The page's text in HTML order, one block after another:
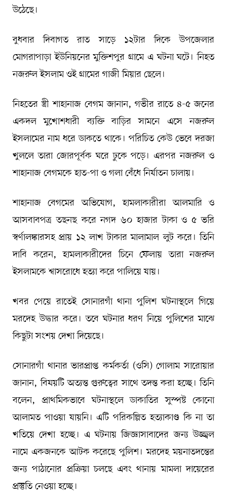
উঠেছে।
বুধবার দিবাগত রাত সাড়ে ১২টার দিকে উপজেলার
মোগরাপাড়া ইউনিয়নের মুক্তিশপুর গ্রামে এ ঘটনা ঘটে। নিহত
নজরুল ইসলাম ওই গ্রামের গাজী মিয়ার ছেলে।
নিহতের স্ত্রী শাহানাজ বেগম জানান, গভীর রাতে ৪-৫ জনের
একদল মুখোশধারী ব্যক্তি বাড়ির সামনে এসে নজরুল
ইসলামের নাম ধরে ডাকতে থাকে। পরিচিত কেউ ভেবে দরজা
খুললে তারা জোরপূর্বক ঘরে ঢুকে পড়ে। এরপর নজরুল ও
শাহানাজ বেগমকে হাত-পা ও গলা বেঁধে নির্যাতন চালায়।
শাহানাজ বেগমের অভিযোগ, হামলাকারীরা আলমারি ও
আসবাবপত্র তছনছ করে নগদ ৬০ হাজার টাকা ও ৫ ভরি
স্বর্ণালঙ্কারসহ প্রায় ১২ লাখ টাকার মালামাল লুট করে। তিনি
দাবি করেন, হামলাকারীদের চিনে ফেলায় তারা নজরুল
ইসলামকে শ্বাসরোধে হত্যা করে পালিয়ে যায়।
খবর পেয়ে রাতেই সোনারগাঁ থানা পুলিশ ঘটনাস্থলে গিয়ে
মরদেহ উদ্ধার করে। তবে ঘটনার ধরণ নিয়ে পুলিশের মাঝে
কিছুটা সংশয় দেখা দিয়েছে।
সোনারগাঁ থানার ভারপ্রাপ্ত কর্মকর্তা (ওসি) গোলাম সারোয়ার
জানান, বিষয়টি অত্যন্ত গুরুত্বের সাথে তদন্ত করা হচ্ছে। তিনি
বলেন, প্রাথমিকভাবে ঘটনাস্থলে ডাকাতির সুস্পষ্ট কোনো
আলামত পাওয়া যায়নি। এটি পরিকল্পিত হত্যাকাণ্ড কি না তা
খতিয়ে দেখা হচ্ছে। এ ঘটনায় জিজ্ঞাসাবাদের জন্য উজ্জ্বল
নামে একজনকে আটক করেছে পুলিশ। মরদেহ ময়নাতদন্তের
জন্য পাঠানোর প্রক্রিয়া চলছে এবং থানায় মামলা দায়েরের
প্রস্তুতি নেওয়া হচ্ছে।